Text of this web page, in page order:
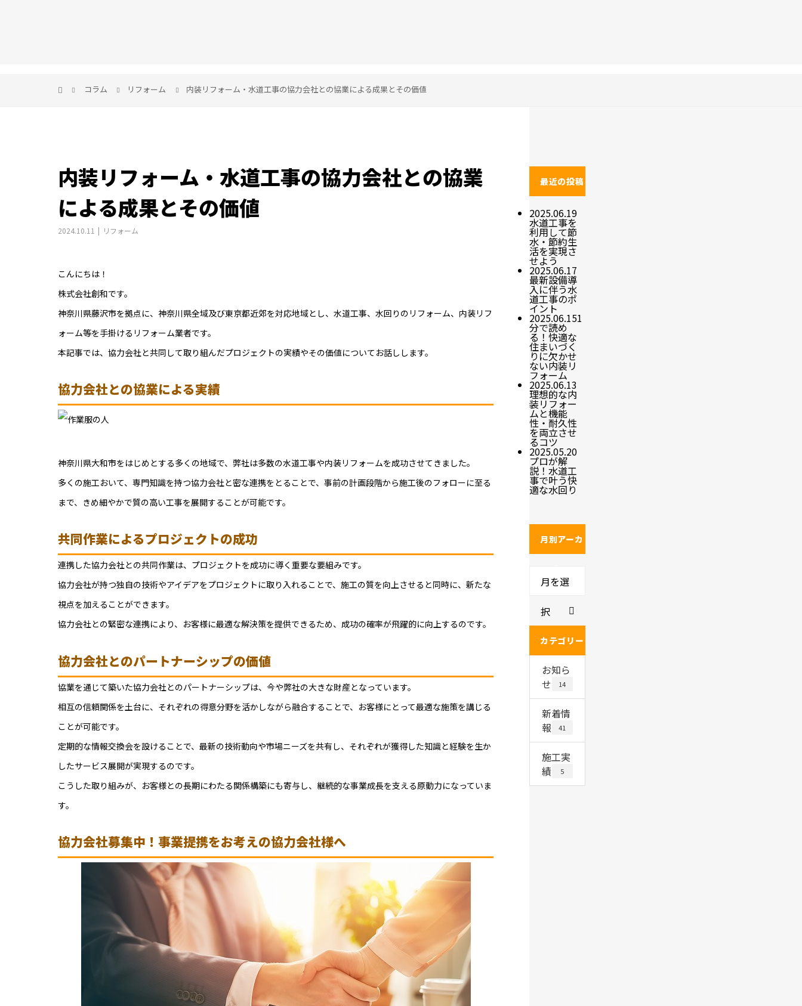
コラム リフォーム 内装リフォーム・水道工事の協力会社との協業による成果とその価値
内装リフォーム・水道工事の協力会社との協業
による成果とその価値
2024.10.11 リフォーム
こんにちは！
株式会社創和です。
神奈川県藤沢市を拠点に、神奈川県全域及び東京都近郊を対応地域とし、水道工事、水回りのリフォーム、内装リフ
ォーム等を手掛けるリフォーム業者です。
本記事では、協力会社と共同して取り組んだプロジェクトの実績やその価値についてお話しします。
協力会社との協業による実績
神奈川県大和市をはじめとする多くの地域で、弊社は多数の水道工事や内装リフォームを成功させてきました。
多くの施工おいて、専門知識を持つ協力会社と密な連携をとることで、事前の計画段階から施工後のフォローに至る
まで、きめ細やかで質の高い工事を展開することが可能です。
共同作業によるプロジェクトの成功
連携した協力会社との共同作業は、プロジェクトを成功に導く重要な要組みです。
協力会社が持つ独自の技術やアイデアをプロジェクトに取り入れることで、施工の質を向上させると同時に、新たな
視点を加えることができます。
協力会社との緊密な連携により、お客様に最適な解決策を提供できるため、成功の確率が飛躍的に向上するのです。
協力会社とのパートナーシップの価値
協業を通じて築いた協力会社とのパートナーシップは、今や弊社の大きな財産となっています。
相互の信頼関係を土台に、それぞれの得意分野を活かしながら融合することで、お客様にとって最適な施策を講じる
ことが可能です。
定期的な情報交換会を設けることで、最新の技術動向や市場ニーズを共有し、それぞれが獲得した知識と経験を生か
したサービス展開が実現するのです。
こうした取り組みが、お客様との長期にわたる関係構築にも寄与し、継続的な事業成長を支える原動力になっていま
す。
協力会社募集中！事業提携をお考えの協力会社様へ
最近の投稿
2025.06.19
水道工事を
利用して節
水・節約生
活を実現さ
せよう
2025.06.17
最新設備導
入に伴う水
道工事のポ
イント
2025.06.151
分で読め
る！快適な
住まいづく
りに欠かせ
ない内装リ
フォーム
2025.06.13
理想的な内
装リフォー
ムと機能
性・耐久性
を両立させ
るコツ
2025.05.20
プロが解
説！水道工
事で叶う快
適な水回り
月別アーカ
月を選
択
カテゴリー
お知ら
せ
14
新着情
報
41
施工実
績
5